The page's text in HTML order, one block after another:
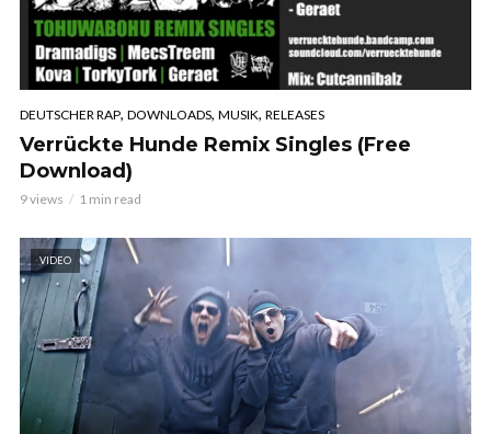
DEUTSCHER RAP, DOWNLOADS, MUSIK, RELEASES
Verrückte Hunde Remix Singles (Free
Download)
9 views 1 min read
VIDEO